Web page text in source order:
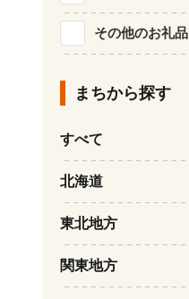
その他のお礼品
まちから探す
すべて
北海道
東北地方
関東地方